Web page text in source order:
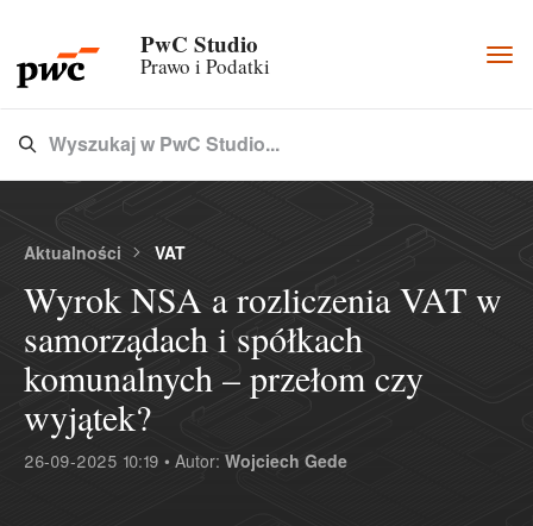
PwC Studio
Prawo i Podatki
Type 3 or more characters for results.
Wyszukaj w PwC Studio...
Aktualności VAT
Wyrok NSA a rozliczenia VAT w
samorządach i spółkach
komunalnych – przełom czy
wyjątek?
26-09-2025 10:19 • Autor: Wojciech Gede